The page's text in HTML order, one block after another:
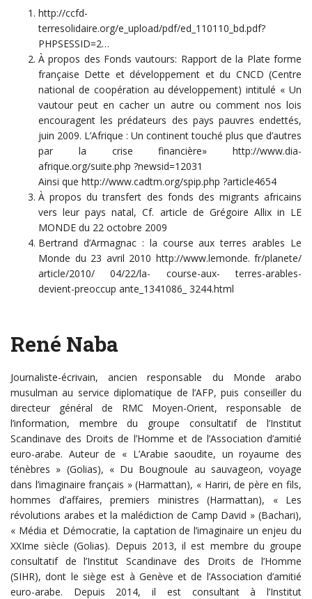
http://ccfd-
terresolidaire.org/e_upload/pdf/ed_110110_bd.pdf?
PHPSESSID=2…
À propos des Fonds vautours: Rapport de la Plate forme
française Dette et développement et du CNCD (Centre
national de coopération au développement) intitulé « Un
vautour peut en cacher un autre ou comment nos lois
encouragent les prédateurs des pays pauvres endettés,
juin 2009. L’Afrique : Un continent touché plus que d’autres
par la crise financière» http://www.dia-
afrique.org/suite.php ?newsid=12031
Ainsi que http://www.cadtm.org/spip.php ?article4654
À propos du transfert des fonds des migrants africains
vers leur pays natal, Cf. article de Grégoire Allix in LE
MONDE du 22 octobre 2009
Bertrand d’Armagnac : la course aux terres arables Le
Monde du 23 avril 2010 http://www.lemonde. fr/planete/
article/2010/ 04/22/la- course-aux- terres-arables-
devient-preoccup ante_1341086_ 3244.html
René Naba
Journaliste-écrivain, ancien responsable du Monde arabo
musulman au service diplomatique de l’AFP, puis conseiller du
directeur général de RMC Moyen-Orient, responsable de
l’information, membre du groupe consultatif de l’Institut
Scandinave des Droits de l’Homme et de l’Association d’amitié
euro-arabe. Auteur de « L’Arabie saoudite, un royaume des
ténèbres » (Golias), « Du Bougnoule au sauvageon, voyage
dans l’imaginaire français » (Harmattan), « Hariri, de père en fils,
hommes d’affaires, premiers ministres (Harmattan), « Les
révolutions arabes et la malédiction de Camp David » (Bachari),
« Média et Démocratie, la captation de l’imaginaire un enjeu du
XXIme siècle (Golias). Depuis 2013, il est membre du groupe
consultatif de l’Institut Scandinave des Droits de l’Homme
(SIHR), dont le siège est à Genève et de l’Association d’amitié
euro-arabe. Depuis 2014, il est consultant à l’Institut